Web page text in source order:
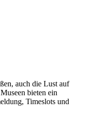
auch die Lust auf
bieten ein
Timeslots und